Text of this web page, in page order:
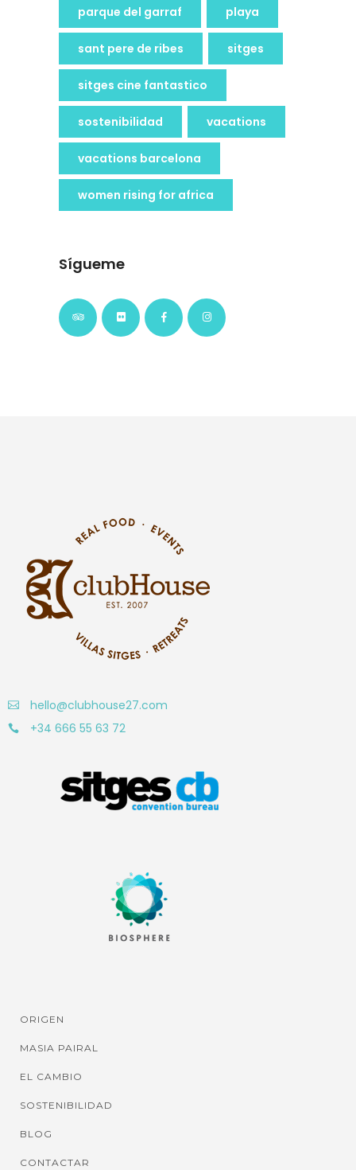
parque del garraf playa
sant pere de ribes sitges
sitges cine fantastico
sostenibilidad vacations
vacations barcelona
women rising for africa
Sígueme
hello@clubhouse27.com
+34 666 55 63 72
ORIGEN
MASIA PAIRAL
EL CAMBIO
SOSTENIBILIDAD
BLOG
CONTACTAR